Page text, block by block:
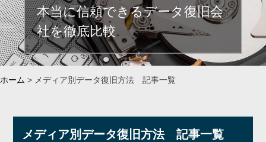
本当に信頼できるデータ復旧会
社を徹底比較
ホーム > メディア別データ復旧方法 記事一覧
メディア別データ復旧方法 記事一覧